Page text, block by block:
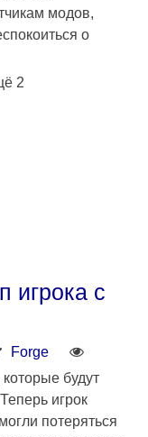
модов,
о
2
игрока с
Forge
будут
игрок
потеряться